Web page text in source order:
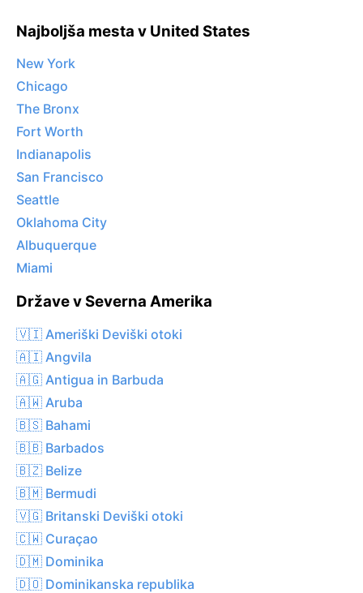
Najboljša mesta v United States
New York
Chicago
The Bronx
Fort Worth
Indianapolis
San Francisco
Seattle
Oklahoma City
Albuquerque
Miami
Države v Severna Amerika
🇻🇮 Ameriški Deviški otoki
🇦🇮 Angvila
🇦🇬 Antigua in Barbuda
🇦🇼 Aruba
🇧🇸 Bahami
🇧🇧 Barbados
🇧🇿 Belize
🇧🇲 Bermudi
🇻🇬 Britanski Deviški otoki
🇨🇼 Curaçao
🇩🇲 Dominika
🇩🇴 Dominikanska republika